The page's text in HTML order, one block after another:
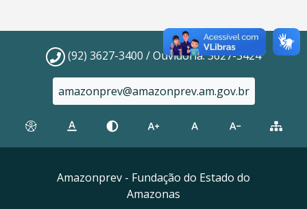
(92) 3627-3400 / Ouvidoria: 3627-3424
amazonprev@amazonprev.am.gov.br
Amazonprev - Fundação do Estado do
Amazonas